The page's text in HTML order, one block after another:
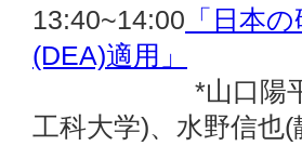
13:40~14:00 「日本
(DEA)適用」
*山口陽平(静岡
工科大学)、水野信也